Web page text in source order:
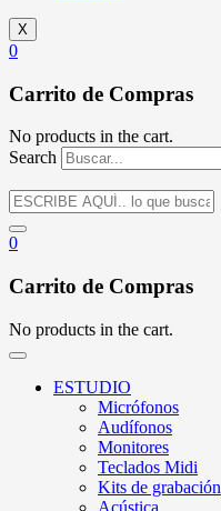
X
0
Carrito de Compras
No products in the cart.
Search
0
Carrito de Compras
No products in the cart.
ESTUDIO
Micrófonos
Audífonos
Monitores
Teclados Midi
Kits de grabación
Acústica